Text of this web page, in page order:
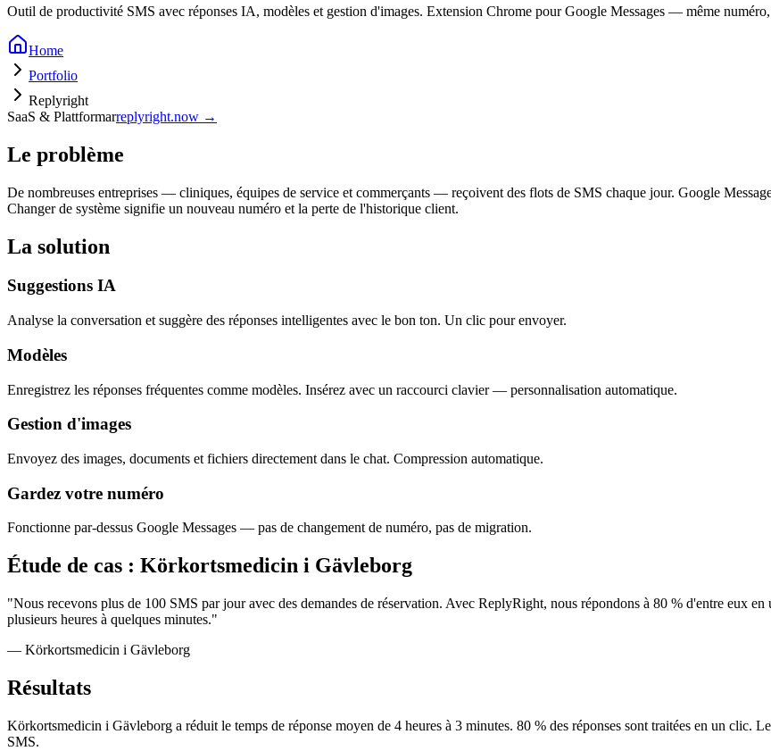
Outil de productivité SMS avec réponses IA, modèles et gestion d'images. Extension Chrome pour Google Messages — même
Home
Portfolio
Replyright
SaaS & Plattformarreplyright.now →
Le problème
De nombreuses entreprises — cliniques, équipes de service et commerçants — reçoivent des flots de SMS chaque jour. Google
Changer de système signifie un nouveau numéro et la perte de l'historique client.
La solution
Suggestions IA
Analyse la conversation et suggère des réponses intelligentes avec le bon ton. Un clic pour envoyer.
Modèles
Enregistrez les réponses fréquentes comme modèles. Insérez avec un raccourci clavier — personnalisation automatique.
Gestion d'images
Envoyez des images, documents et fichiers directement dans le chat. Compression automatique.
Gardez votre numéro
Fonctionne par-dessus Google Messages — pas de changement de numéro, pas de migration.
Étude de cas : Körkortsmedicin i Gävleborg
"Nous recevons plus de 100 SMS par jour avec des demandes de réservation. Avec ReplyRight, nous répondons à 80 % d'entre eux
plusieurs heures à quelques minutes."
— Körkortsmedicin i Gävleborg
Résultats
Körkortsmedicin i Gävleborg a réduit le temps de réponse moyen de 4 heures à 3 minutes. 80 % des réponses sont traitées en un clic.
SMS.